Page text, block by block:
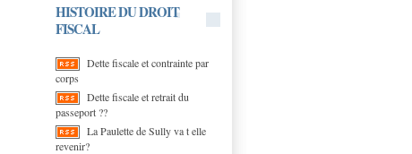
HISTOIRE DU DROIT
FISCAL
Dette fiscale et contrainte par
corps
Dette fiscale et retrait du
passeport ??
La Paulette de Sully va t elle
revenir?